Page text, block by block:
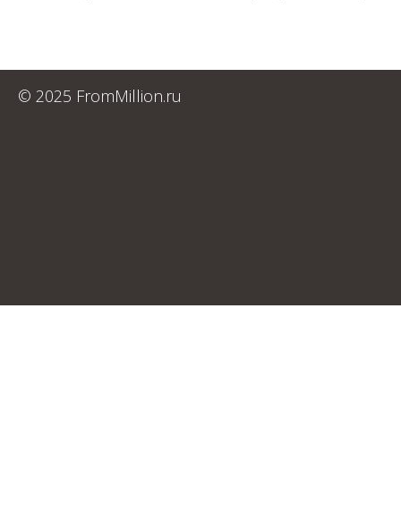
© 2025 FromMillion.ru